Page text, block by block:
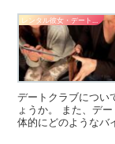
デートクラブについ
ょうか。 また、デ
体的にどのようなバ